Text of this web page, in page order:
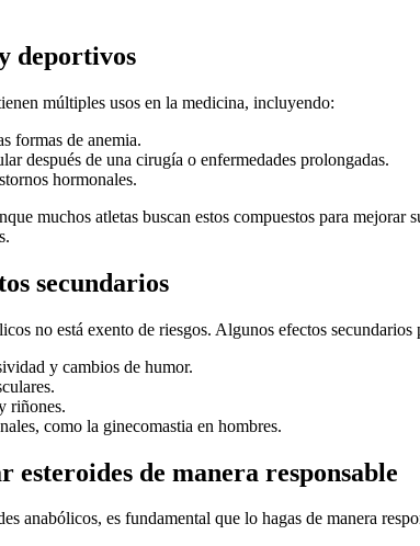
deportivos
múltiples usos en la medicina, incluyendo:
formas de anemia.
después de una cirugía o enfermedades prolongadas.
hormonales.
muchos atletas buscan estos compuestos para
secundarios
no está exento de riesgos. Algunos efectos
y cambios de humor.
riñones.
como la ginecomastia en hombres.
esteroides de manera responsable
anabólicos, es fundamental que lo hagas de manera